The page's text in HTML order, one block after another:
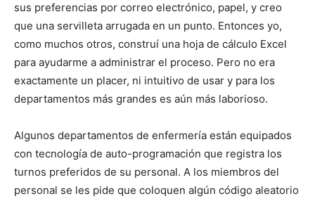
sus preferencias por correo electrónico, papel, y creo
que una servilleta arrugada en un punto. Entonces yo,
como muchos otros, construí una hoja de cálculo Excel
para ayudarme a administrar el proceso. Pero no era
exactamente un placer, ni intuitivo de usar y para los
departamentos más grandes es aún más laborioso.
Algunos departamentos de enfermería están equipados
con tecnología de auto-programación que registra los
turnos preferidos de su personal. A los miembros del
personal se les pide que coloquen algún código aleatorio